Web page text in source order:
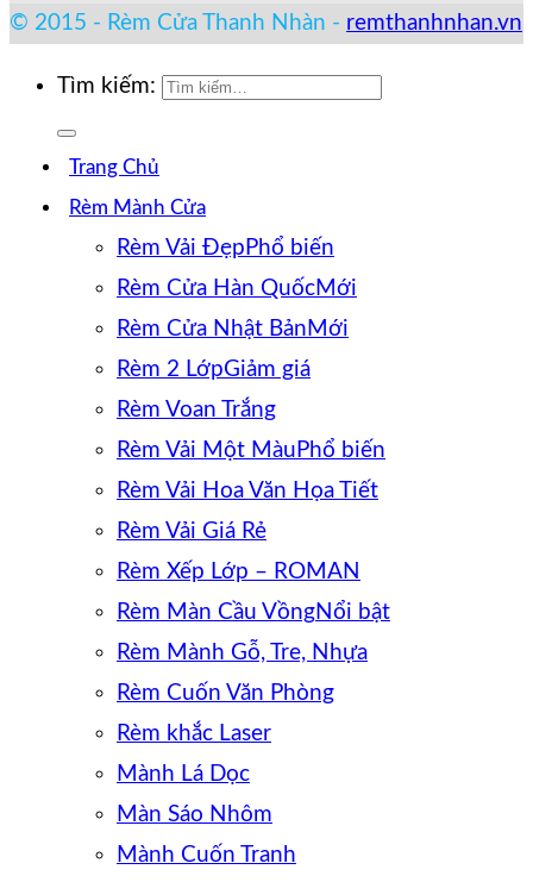
© 2015 - Rèm Cửa Thanh Nhàn - remthanhnhan.vn
Tìm kiếm:
Trang Chủ
Rèm Mành Cửa
Rèm Vải Đẹp
Rèm Cửa Hàn Quốc
Rèm Cửa Nhật Bản
Rèm 2 Lớp
Rèm Voan Trắng
Rèm Vải Một Màu
Rèm Vải Hoa Văn Họa Tiết
Rèm Vải Giá Rẻ
Rèm Xếp Lớp – ROMAN
Rèm Màn Cầu Vồng
Rèm Mành Gỗ, Tre, Nhựa
Rèm Cuốn Văn Phòng
Rèm khắc Laser
Mành Lá Dọc
Màn Sáo Nhôm
Mành Cuốn Tranh